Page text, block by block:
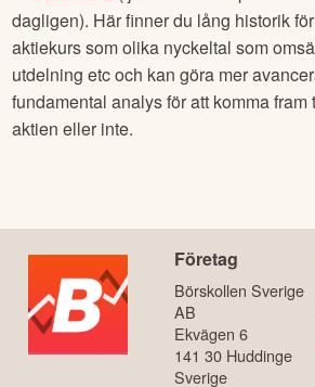
dagligen). Här finner du lång historik
aktiekurs som olika nyckeltal som
utdelning etc och kan göra mer
fundamental analys för att komma
aktien eller inte.
Företag
Börskollen Sverige
AB
Ekvägen 6
141 30 Huddinge
Sverige